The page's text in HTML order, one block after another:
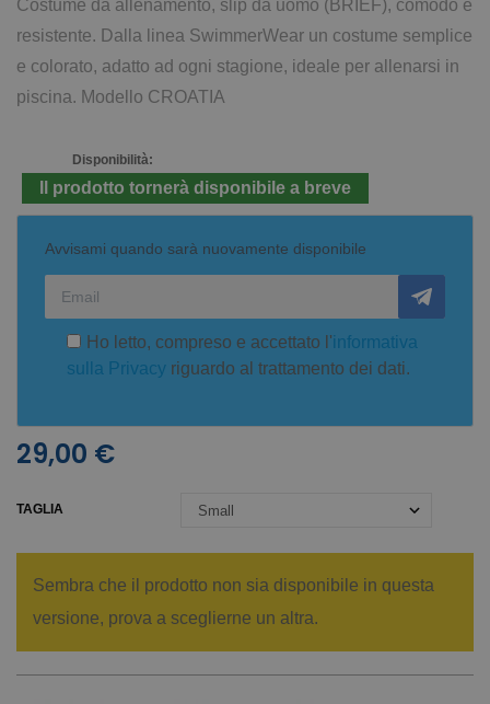
Costume da allenamento, slip da uomo (BRIEF), comodo e
resistente. Dalla linea SwimmerWear un costume semplice
e colorato, adatto ad ogni stagione, ideale per allenarsi in
piscina. Modello CROATIA
Disponibilità:
Il prodotto tornerà disponibile a breve
Avvisami quando sarà nuovamente disponibile
Ho letto, compreso e accettato l'informativa
sulla Privacy riguardo al trattamento dei dati.
29,00 €
TAGLIA
Sembra che il prodotto non sia disponibile in questa
versione, prova a sceglierne un altra.